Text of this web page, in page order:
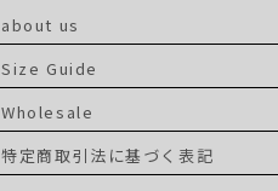
about us
Size Guide
Wholesale
特定商取引法に基づく表記